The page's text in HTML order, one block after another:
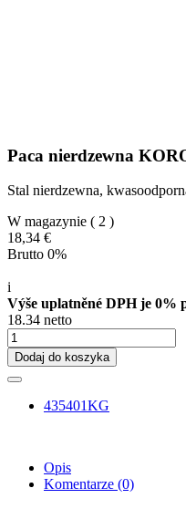
Paca nierdzewna
Stal nierdzewna,
W magazynie ( 2 )
18,34 €
Brutto 0%
i
Výše uplatněné DPH je 0%
18.34 netto
Dodaj do koszyka
435401KG
Opis
Komentarze (0)